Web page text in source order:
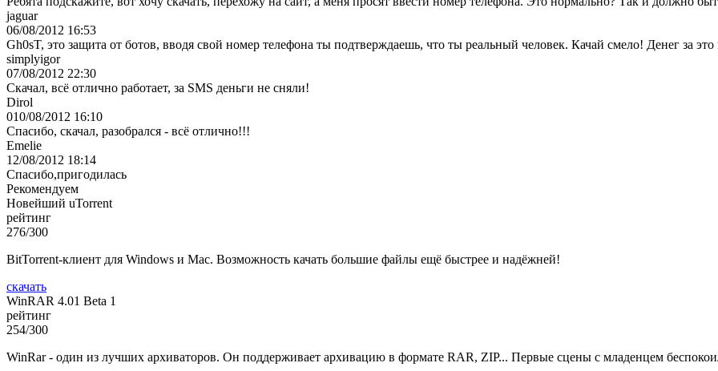
jaguar
06/08/2012 16:53
Gh0sT, это защита от ботов, вводя свой номер телефона ты подтверждаешь, что ты реальный человек. Качай смело! Денег за
simplyigor
07/08/2012 22:30
Скачал, всё отлично работает, за SMS деньги не сняли!
Dirol
010/08/2012 16:10
Спасибо, скачал, разобрался - всё отлично!!!
Emelie
12/08/2012 18:14
Спасибо,пригодилась
Рекомендуем
Новейший uTorrent
рейтинг
276/300
BitTorrent-клиент для Windows и Mac. Возможность качать большие файлы ещё быстрее и надёжней!
скачать
WinRAR 4.01 Beta 1
рейтинг
254/300
WinRar - один из лучших архиваторов. Он поддерживает архивацию в формате RAR, ZIP... Первые сцены с младенцем